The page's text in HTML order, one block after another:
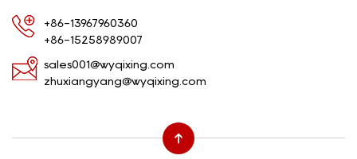
+86-13967960360
+86-15258989007
sales001@wyqixing.com
zhuxiangyang@wyqixing.com